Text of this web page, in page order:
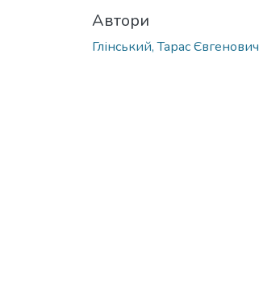
Автори
Глінський, Тарас Євгенович